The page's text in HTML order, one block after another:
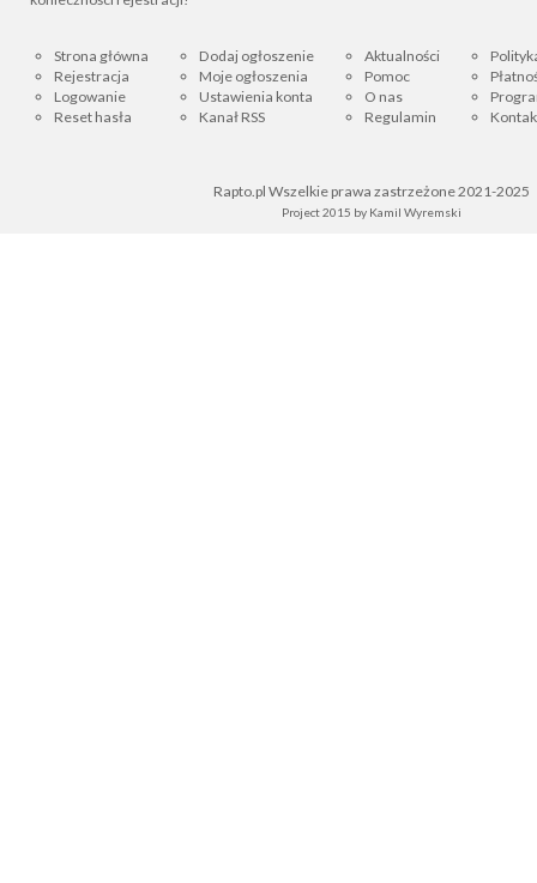
Strona główna
Rejestracja
Logowanie
Reset hasła
Dodaj ogłoszenie
Moje ogłoszenia
Ustawienia konta
Kanał RSS
Aktualności
Pomoc
O nas
Regulamin
Rapto.pl Wszelkie prawa zastrzeżone 2021-2025
Project 2015 by Kamil Wyremski